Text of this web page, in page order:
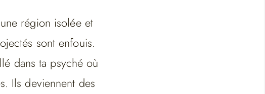
région isolée et
sont enfouis.
dans ta psyché où
Ils deviennent des